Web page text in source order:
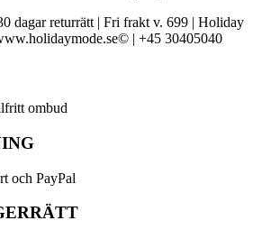
dagar returrätt | Fri frakt v. 699 | Holiday
| +45 30405040
ombud
och PayPal